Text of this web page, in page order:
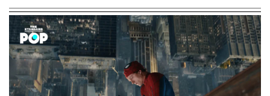
พยายามทำอย่างไรก็ได้ให้คนดูซื้อจินนี่ในเวอร์ชันที่คนดูอาจ
จะไม่คุ้นตานี้ให้ได้ ในขณะที่ทางฝั่งของผู้สร้างSonic the
Hedgehogนั้นออกมาประกาศว่า ทางสตูดิโอจะกลับไปแก้ไข
คาแรกเตอร์เม่นฟ้าตัวนี้ให้ดีขึ้น หรืออาจจะใกล้เคียงกับ
เวอร์ชันเกมมากขึ้น